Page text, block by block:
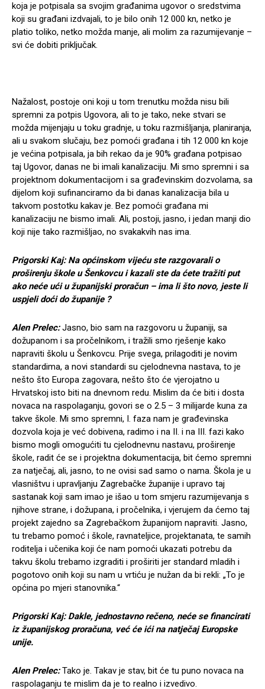
koja je potpisala sa svojim građanima ugovor o sredstvima
koji su građani izdvajali, to je bilo onih 12 000 kn, netko je
platio toliko, netko možda manje, ali molim za razumijevanje –
svi će dobiti priključak.
Nažalost, postoje oni koji u tom trenutku možda nisu bili
spremni za potpis Ugovora, ali to je tako, neke stvari se
možda mijenjaju u toku gradnje, u toku razmišljanja, planiranja,
ali u svakom slučaju, bez pomoći građana i tih 12 000 kn koje
je većina potpisala, ja bih rekao da je 90% građana potpisao
taj Ugovor, danas ne bi imali kanalizaciju. Mi smo spremni i sa
projektnom dokumentacijom i sa građevinskim dozvolama, sa
dijelom koji sufinanciramo da bi danas kanalizacija bila u
takvom postotku kakav je. Bez pomoći građana mi
kanalizaciju ne bismo imali. Ali, postoji, jasno, i jedan manji dio
koji nije tako razmišljao, no svakakvih nas ima.
Prigorski Kaj: Na općinskom vijeću ste razgovarali o
proširenju škole u Šenkovcu i kazali ste da ćete tražiti put
ako neće ući u županijski proračun – ima li što novo, jeste li
uspjeli doći do županije ?
Alen Prelec:Jasno, bio sam na razgovoru u županiji, sa
dožupanom i sa pročelnikom, i tražili smo rješenje kako
napraviti školu u Šenkovcu. Prije svega, prilagoditi je novim
standardima, a novi standardi su cjelodnevna nastava, to je
nešto što Europa zagovara, nešto što će vjerojatno u
Hrvatskoj isto biti na dnevnom redu. Mislim da će biti i dosta
novaca na raspolaganju, govori se o 2.5 – 3 milijarde kuna za
takve škole. Mi smo spremni, I. faza nam je građevinska
dozvola koja je već dobivena, radimo i na II. i na III. fazi kako
bismo mogli omogućiti tu cjelodnevnu nastavu, proširenje
škole, radit će se i projektna dokumentacija, bit ćemo spremni
za natječaj, ali, jasno, to ne ovisi sad samo o nama. Škola je u
vlasništvu i upravljanju Zagrebačke županije i upravo taj
sastanak koji sam imao je išao u tom smjeru razumijevanja s
njihove strane, i dožupana, i pročelnika, i vjerujem da ćemo taj
projekt zajedno sa Zagrebačkom županijom napraviti. Jasno,
tu trebamo pomoć i škole, ravnateljice, projektanata, te samih
roditelja i učenika koji će nam pomoći ukazati potrebu da
takvu školu trebamo izgraditi i proširiti jer standard mladih i
pogotovo onih koji su nam u vrtiću je nužan da bi rekli: „To je
općina po mjeri stanovnika.“
Prigorski Kaj: Dakle, jednostavno rečeno, neće se financirati
iz županijskog proračuna, već će ići na natječaj Europske
unije.
Alen Prelec:Tako je. Takav je stav, bit će tu puno novaca na
raspolaganju te mislim da je to realno i izvedivo.